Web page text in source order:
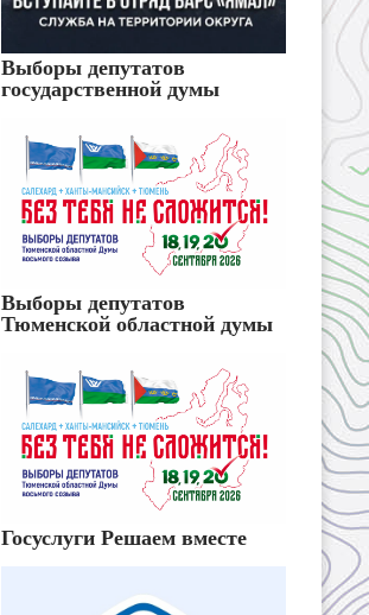
Выборы депутатов
государственной думы
Выборы депутатов
Тюменской областной думы
Госуслуги Решаем вместе